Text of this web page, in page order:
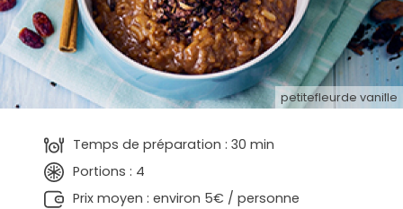
petitefleurde vanille
Temps de préparation : 30 min
Portions : 4
Prix moyen : environ 5€ / personne